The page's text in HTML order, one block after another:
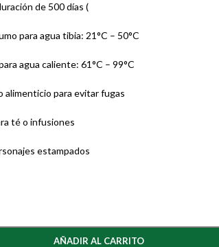
de 500 días (
para agua tibia: 21°C – 50°C
agua caliente: 61°C – 99°C
alimenticio para evitar fugas
té o infusiones
estampados
AÑADIR AL CARRITO